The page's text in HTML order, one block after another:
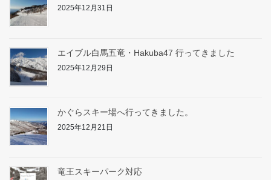
2025年12月31日
エイブル白馬五竜・Hakuba47 行ってきました
2025年12月29日
かぐらスキー場へ行ってきました。
2025年12月21日
竜王スキーパーク対応